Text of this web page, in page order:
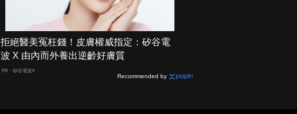
拒絕醫美冤枉錢！皮膚權威指定：矽谷電
波 X 由內而外養出逆齡好膚質
PR・矽谷電波X
Recommended by